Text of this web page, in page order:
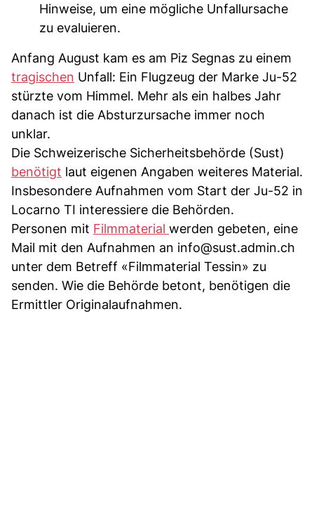
Hinweise, um eine mögliche Unfallursache
zu evaluieren.
Anfang August kam es am Piz Segnas zu einem
tragischen Unfall: Ein Flugzeug der Marke Ju-52
stürzte vom Himmel. Mehr als ein halbes Jahr
danach ist die Absturzursache immer noch
unklar.
Die Schweizerische Sicherheitsbehörde (Sust)
benötigt laut eigenen Angaben weiteres Material.
Insbesondere Aufnahmen vom Start der Ju-52 in
Locarno TI interessiere die Behörden.
Personen mit Filmmaterial werden gebeten, eine
Mail mit den Aufnahmen an info@sust.admin.ch
unter dem Betreff «Filmmaterial Tessin» zu
senden. Wie die Behörde betont, benötigen die
Ermittler Originalaufnahmen.